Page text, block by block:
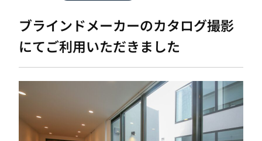
ブラインドメーカーのカタログ撮影
にてご利用いただきました